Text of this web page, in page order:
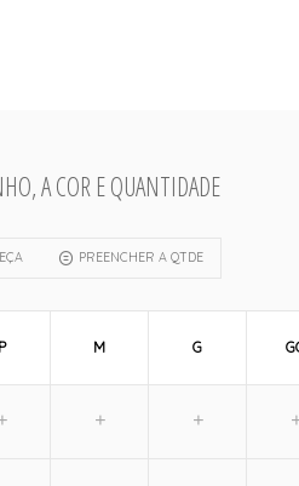
A COR E QUANTIDADE
PREENCHER A QTDE
P M G